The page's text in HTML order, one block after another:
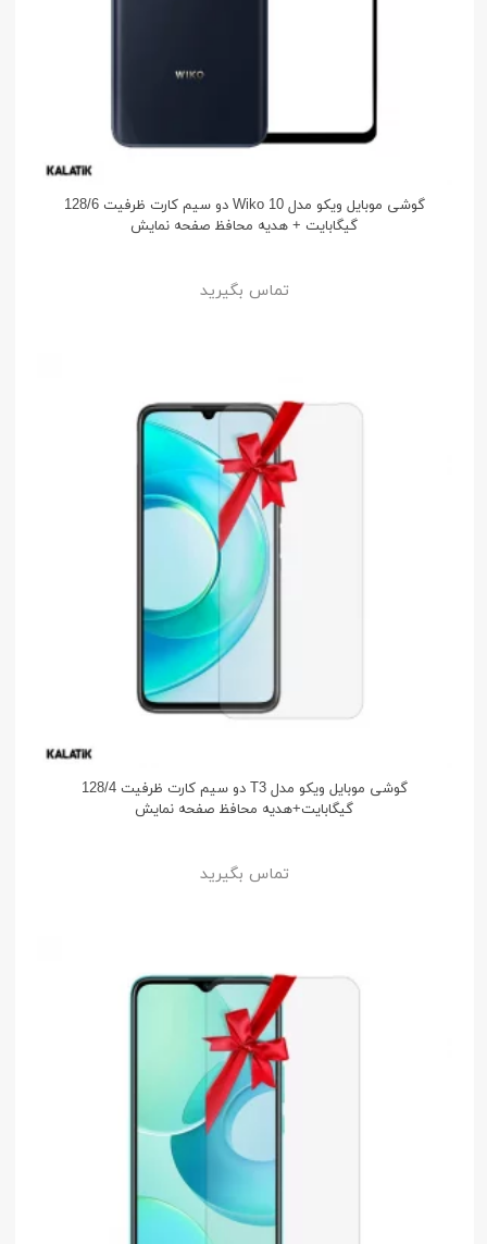
گوشی موبایل ویکو مدل Wiko 10 دو سیم کارت ظرفیت 128/6
گیگابایت + هدیه محافظ صفحه نمایش
تماس بگیرید
گوشی موبایل ویکو مدل T3 دو سیم کارت ظرفیت 128/4
گیگابایت+هدیه محافظ صفحه نمایش
تماس بگیرید